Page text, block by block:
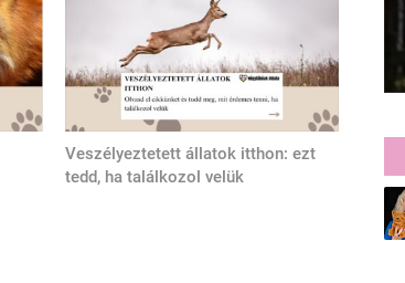
Veszélyeztetett állatok itthon: ezt
tedd, ha találkozol velük